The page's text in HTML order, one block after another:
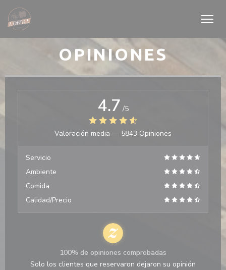
Personalización de sus opciones de cookies
OPINIONES
4.7 /5
Valoración media — 5843 Opiniones
Servicio
Ambiente
Comida
Calidad/Precio
100% de opiniones comprobadas
Solo los clientes que reservaron dejaron su opinión